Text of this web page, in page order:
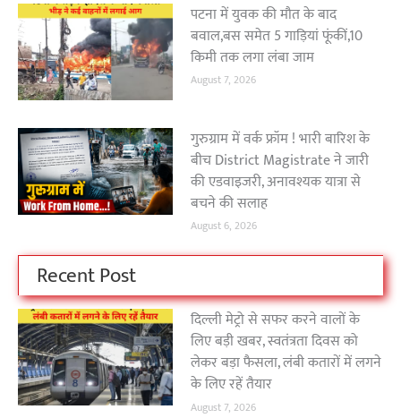
पटना में युवक की मौत के बाद
बवाल,बस समेत 5 गाड़ियां फूंकीं,10
किमी तक लगा लंबा जाम
August 7, 2026
गुरुग्राम में वर्क फ्रॉम ! भारी बारिश के
बीच District Magistrate ने जारी
की एडवाइजरी, अनावश्यक यात्रा से
बचने की सलाह
August 6, 2026
Recent Post
दिल्ली मेट्रो से सफर करने वालों के
लिए बड़ी खबर, स्वतंत्रता दिवस को
लेकर बड़ा फैसला, लंबी कतारों में लगने
के लिए रहें तैयार
August 7, 2026